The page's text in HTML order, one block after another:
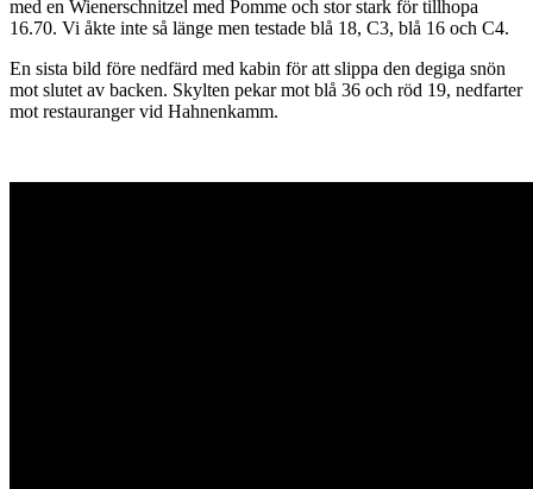
med en Wienerschnitzel med Pomme och stor stark för tillhopa
16.70. Vi åkte inte så länge men testade blå 18, C3, blå 16 och C4.
En sista bild före nedfärd med kabin för att slippa den degiga snön
mot slutet av backen. Skylten pekar mot blå 36 och röd 19, nedfarter
mot restauranger vid Hahnenkamm.